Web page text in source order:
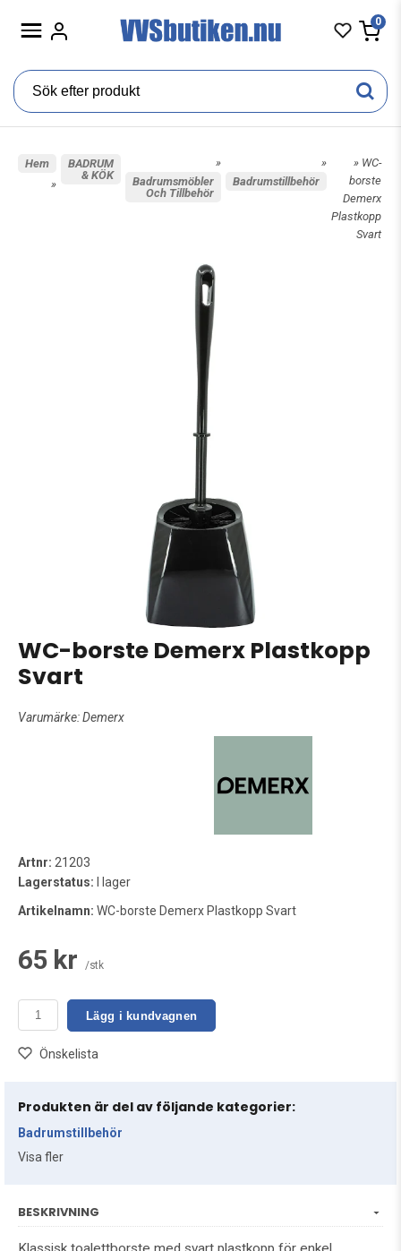
0
Hem
»
BADRUM
& KÖK
»
Badrumsmöbler
Och Tillbehör
»
Badrumstillbehör
» WC-
borste
Demerx
Plastkopp
Svart
WC-borste Demerx Plastkopp
Svart
Varumärke:Demerx
Artnr: 21203
Lagerstatus: I lager
Artikelnamn: WC-borste Demerx Plastkopp Svart
65 kr /stk
Lägg i kundvagnen
Önskelista
Produkten är del av följande kategorier:
Badrumstillbehör
Visa fler
BESKRIVNING